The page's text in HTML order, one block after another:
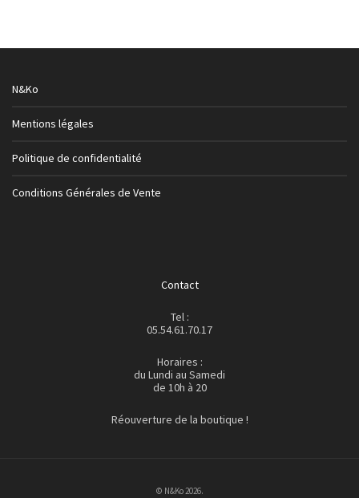
N&Ko
Mentions légales
Politique de confidentialité
Conditions Générales de Vente
Contact
Tel :
05.54.61.70.17
Horaires :
du Lundi au Samedi
de 10h à 20
Réouverture de la boutique !
© N&Ko 2026.